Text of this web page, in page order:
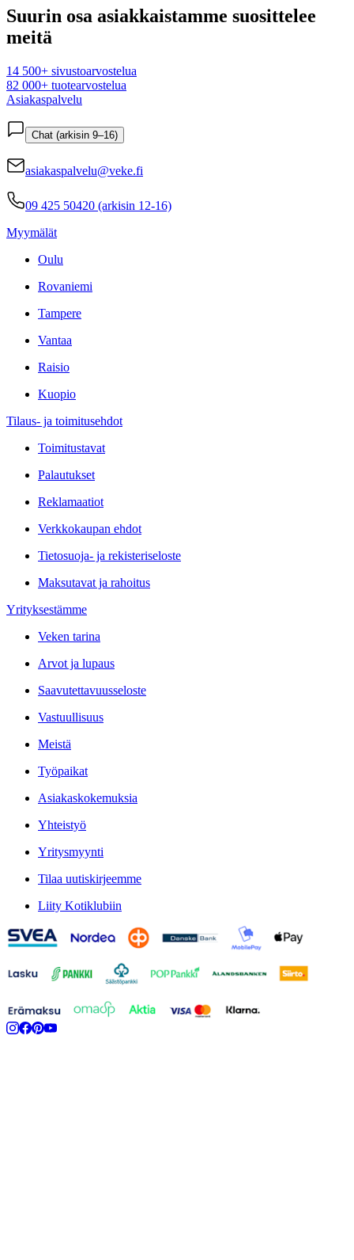
Suurin osa asiakkaistamme suosittelee
meitä
14 500+ sivustoarvostelua
82 000+ tuotearvostelua
Asiakaspalvelu
Chat (arkisin 9–16)
asiakaspalvelu@veke.fi
09 425 50420 (arkisin 12-16)
Myymälät
Oulu
Rovaniemi
Tampere
Vantaa
Raisio
Kuopio
Tilaus- ja toimitusehdot
Toimitustavat
Palautukset
Reklamaatiot
Verkkokaupan ehdot
Tietosuoja- ja rekisteriseloste
Maksutavat ja rahoitus
Yrityksestämme
Veken tarina
Arvot ja lupaus
Saavutettavuusseloste
Vastuullisuus
Meistä
Työpaikat
Asiakaskokemuksia
Yhteistyö
Yritysmyynti
Tilaa uutiskirjeemme
Liity Kotiklubiin